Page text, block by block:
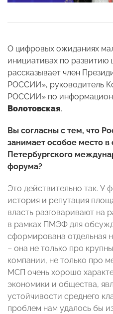
О цифровых ожиданиях
инициативах по
рассказывает член
РОССИИ», руководитель
РОССИИ» по
Волотовская.
Вы согласны с тем, что
занимает особое место в
Петербургского
форума?
Это действительно так. У
история и репутация
власть разговаривают на
в рамках ПМЭФ для
сформирована отдельная
– она не только про
компании, не только про
МСП очень хорошо
экономики и общества,
устойчивости среднего
проблем нам удалось бы